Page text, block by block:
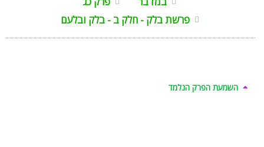
פרשת בלק - חלק ב - בלק ובלעם
השמעת הפרק הנלמד